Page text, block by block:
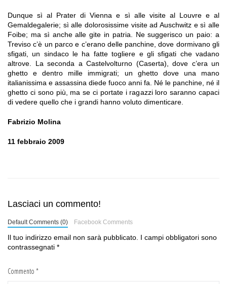
Dunque sì al Prater di Vienna e sì alle visite al Louvre e al
Gemaldegalerie; sì alle dolorosissime visite ad Auschwitz e sì alle
Foibe; ma sì anche alle gite in patria. Ne suggerisco un paio: a
Treviso c’è un parco e c’erano delle panchine, dove dormivano gli
sfigati, un sindaco le ha fatte togliere e gli sfigati che vadano
altrove. La seconda a Castelvolturno (Caserta), dove c’era un
ghetto e dentro mille immigrati; un ghetto dove una mano
italianissima e assassina diede fuoco anni fa. Né le panchine, né il
ghetto ci sono più, ma se ci portate i ragazzi loro saranno capaci
di vedere quello che i grandi hanno voluto dimenticare.
Fabrizio Molina
11 febbraio 2009
Lasciaci un commento!
Default Comments (0) Facebook Comments
Il tuo indirizzo email non sarà pubblicato. I campi obbligatori sono
contrassegnati *
Commento *